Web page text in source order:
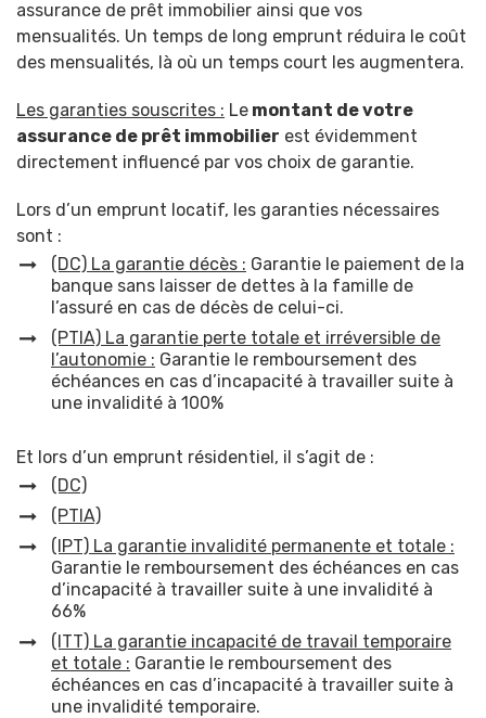
assurance de prêt immobilier ainsi que vos
mensualités. Un temps de long emprunt réduira le coût
des mensualités, là où un temps court les augmentera.
Les garanties souscrites : Le montant de votre
assurance de prêt immobilier est évidemment
directement influencé par vos choix de garantie.
Lors d’un emprunt locatif, les garanties nécessaires
sont :
(DC) La garantie décès : Garantie le paiement de la
banque sans laisser de dettes à la famille de
l’assuré en cas de décès de celui-ci.
(PTIA) La garantie perte totale et irréversible de
l’autonomie : Garantie le remboursement des
échéances en cas d’incapacité à travailler suite à
une invalidité à 100%
Et lors d’un emprunt résidentiel, il s’agit de :
(DC)
(PTIA)
(IPT) La garantie invalidité permanente et totale :
Garantie le remboursement des échéances en cas
d’incapacité à travailler suite à une invalidité à
66%
(ITT) La garantie incapacité de travail temporaire
et totale : Garantie le remboursement des
échéances en cas d’incapacité à travailler suite à
une invalidité temporaire.